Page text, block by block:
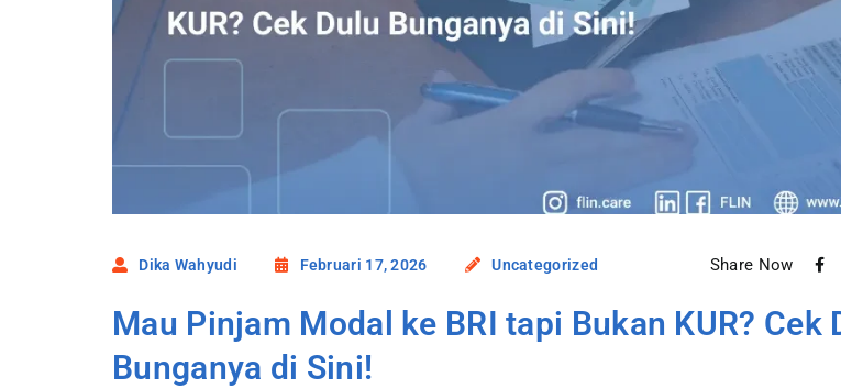
Dika Wahyudi Februari 17, 2026 Uncategorized Share Now
Mau Pinjam Modal ke BRI tapi Bukan KUR? Cek
Bunganya di Sini!